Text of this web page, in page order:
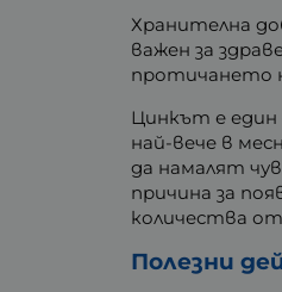
Хранителна
важен за
протичането
Цинкът е един
най-вече в
да намалят
причина за
количества
Полезни